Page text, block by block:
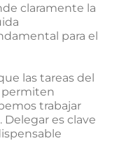
claramente la
para el
las tareas del
permiten
trabajar
. Delegar es clave